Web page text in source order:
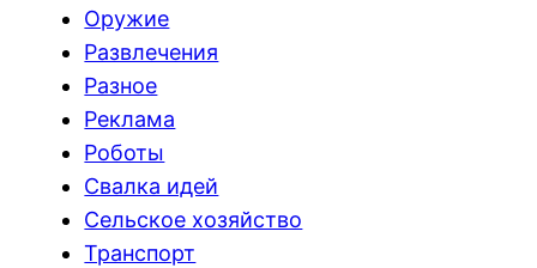
Оружие
Развлечения
Разное
Реклама
Роботы
Свалка идей
Сельское хозяйство
Транспорт